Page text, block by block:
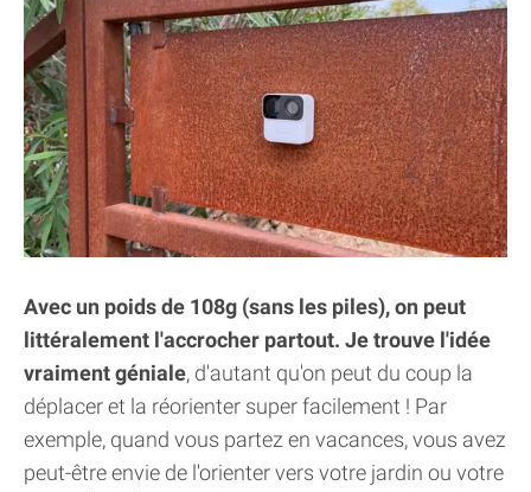
Avec un poids de 108g (sans les piles), on peut
littéralement l'accrocher partout. Je trouve l'idée
vraiment géniale, d'autant qu'on peut du coup la
déplacer et la réorienter super facilement ! Par
exemple, quand vous partez en vacances, vous avez
peut-être envie de l'orienter vers votre jardin ou votre